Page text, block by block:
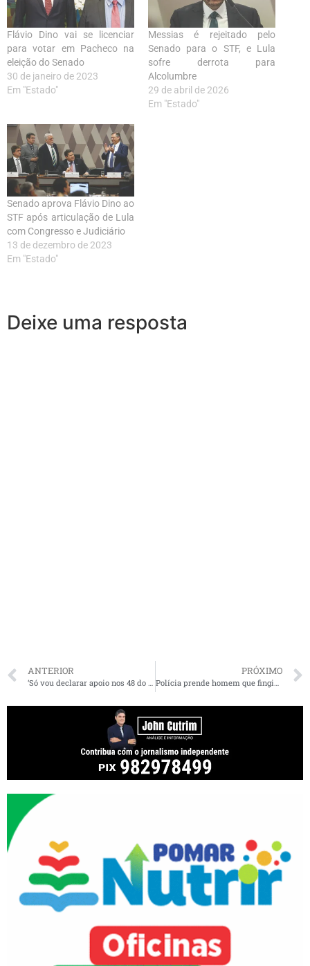
Flávio Dino vai se licenciar
para votar em Pacheco na
eleição do Senado
30 de janeiro de 2023
Em "Estado"
Messias é rejeitado pelo
Senado para o STF, e Lula
sofre derrota para
Alcolumbre
29 de abril de 2026
Em "Estado"
Senado aprova Flávio Dino ao
STF após articulação de Lula
com Congresso e Judiciário
13 de dezembro de 2023
Em "Estado"
Deixe uma resposta
ANTERIOR
‘Só vou declarar apoio nos 48 do segundo tempo’, diz Bolsonaro sobre eleições presidenciais de 2026
PRÓXIMO
Polícia prende homem que fingiu ser técnico em refrigeração para cometer assalto a residência, em São Luís